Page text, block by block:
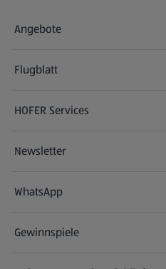
Angebote
Flugblatt
HOFER Services
Newsletter
WhatsApp
Gewinnspiele